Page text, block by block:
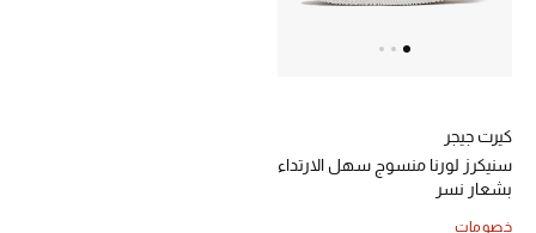
جميع الإكسسورات النسائية
كيرت جيجر
سنيكرز لورنا منسوج سهل الارتداء
بشعار نسر
خصومات